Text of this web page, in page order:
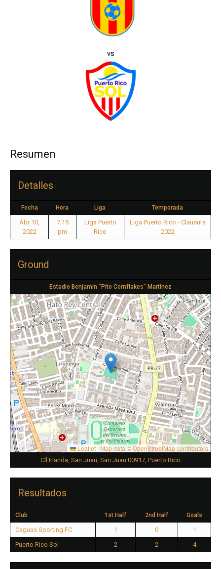
vs
Resumen
Detalles
Fecha Hora Liga Temporada
Abr 10,
2022
7:15
pm
Liga Puerto
Rico
Liga Puerto Rico - Clausura
2022
Ground
Estadio Benjamín "Pito Cornflakes" Martínez
Leaflet |Map data ©OpenStreetMapcontributors
Cll Irlanda, San Juan, San Juan 00917, Puerto Rico
Resultados
Club 1st Half 2nd Half Goals
Caguas Sporting FC 1 0
1
Puerto Rico Sol
2 2 4